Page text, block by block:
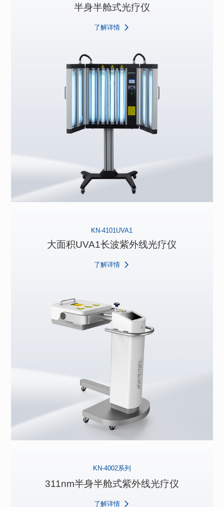
半身半舱式光疗仪
了解详情
KN-4101UVA1
大面积UVA1长波紫外线光疗仪
了解详情
KN-4002系列
311nm半身半舱式紫外线光疗仪
了解详情